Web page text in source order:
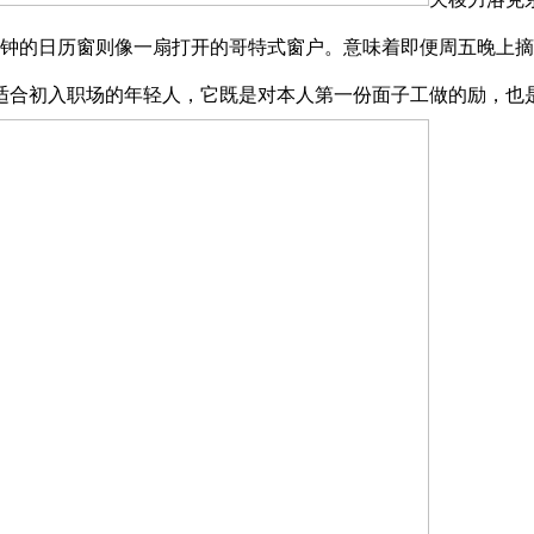
的日历窗则像一扇打开的哥特式窗户。意味着即便周五晚上
初入职场的年轻人，它既是对本人第一份面子工做的励，也